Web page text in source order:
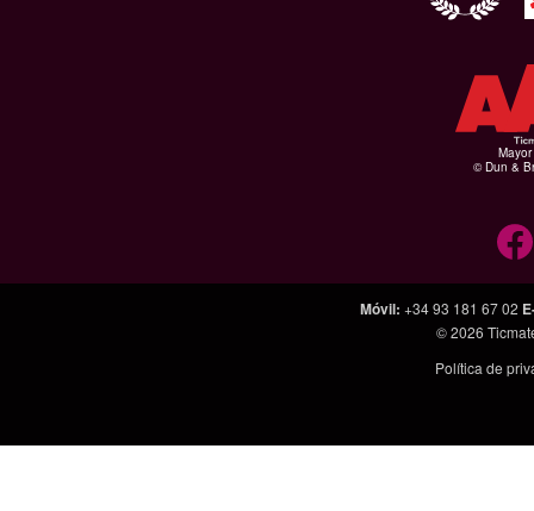
© Dun &
Móvil: +34 93 181 67 02
© 2026
Política de